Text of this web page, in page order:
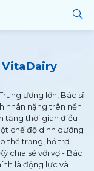
VitaDairy
ương lớn, Bác sĩ
nhân nặng trên nền
tăng thời gian điều
chế độ dinh dưỡng
thể trạng, hỗ trợ
chia sẻ với vợ - Bác
là động lực và